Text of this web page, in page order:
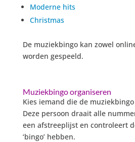
Moderne hits
Christmas
De muziekbingo kan zowel
worden gespeeld.
Muziekbingo organiseren
Kies iemand die de
Deze persoon draait alle
een afstreeplijst en controleert
‘bingo’ hebben.